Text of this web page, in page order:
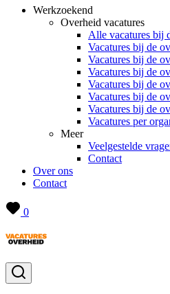
Werkzoekend
Overheid vacatures
Alle vacatures bij
Vacatures bij de
Vacatures bij de
Vacatures bij de
Vacatures bij de
Vacatures bij de
Vacatures bij de
Vacatures per
Meer
Veelgestelde
Contact
Over ons
Contact
0